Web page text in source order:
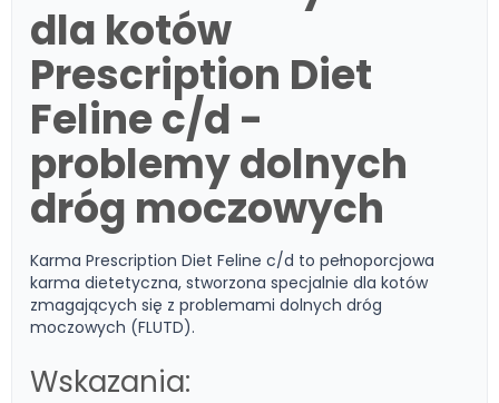
dla kotów
Prescription Diet
Feline c/d -
problemy dolnych
dróg moczowych
Karma Prescription Diet Feline c/d to pełnoporcjowa
karma dietetyczna, stworzona specjalnie dla kotów
zmagających się z problemami dolnych dróg
moczowych (FLUTD).
Wskazania: